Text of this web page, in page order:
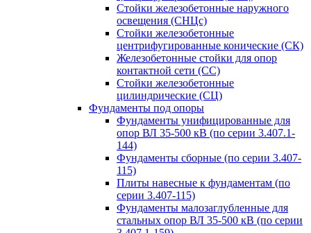
Стойки железобетонные наружного
освещения (СНЦс)
Стойки железобетонные
центрифугированные конические (СК)
Железобетонные стойки для опор
контактной сети (СС)
Стойки железобетонные
цилиндрические (СЦ)
Фундаменты под опоры
Фундаменты унифицированные для
опор ВЛ 35-500 кВ (по серии 3.407.1-
144)
Фундаменты сборные (по серии 3.407-
115)
Плиты навесные к фундаментам (по
серии 3.407-115)
Фундаменты малозаглубленные для
стальных опор ВЛ 35-500 кВ (по серии